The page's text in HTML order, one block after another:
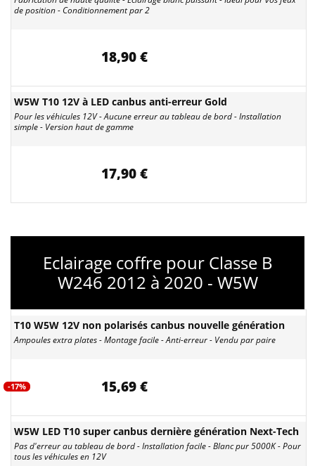
de position - Conditionnement par 2
18,90 €
W5W T10 12V à LED canbus anti-erreur Gold
Pour les véhicules 12V - Aucune erreur au tableau de bord - Installation
simple - Version haut de gamme
17,90 €
Eclairage coffre pour Classe B
W246 2012 à 2020 - W5W
T10 W5W 12V non polarisés canbus nouvelle génération
Ampoules extra plates - Montage facile - Anti-erreur - Vendu par paire
-17% 15,69 €
W5W LED T10 super canbus dernière génération Next-Tech
Pas d'erreur au tableau de bord - Installation facile - Blanc pur 5000K - Pour
tous les véhicules en 12V